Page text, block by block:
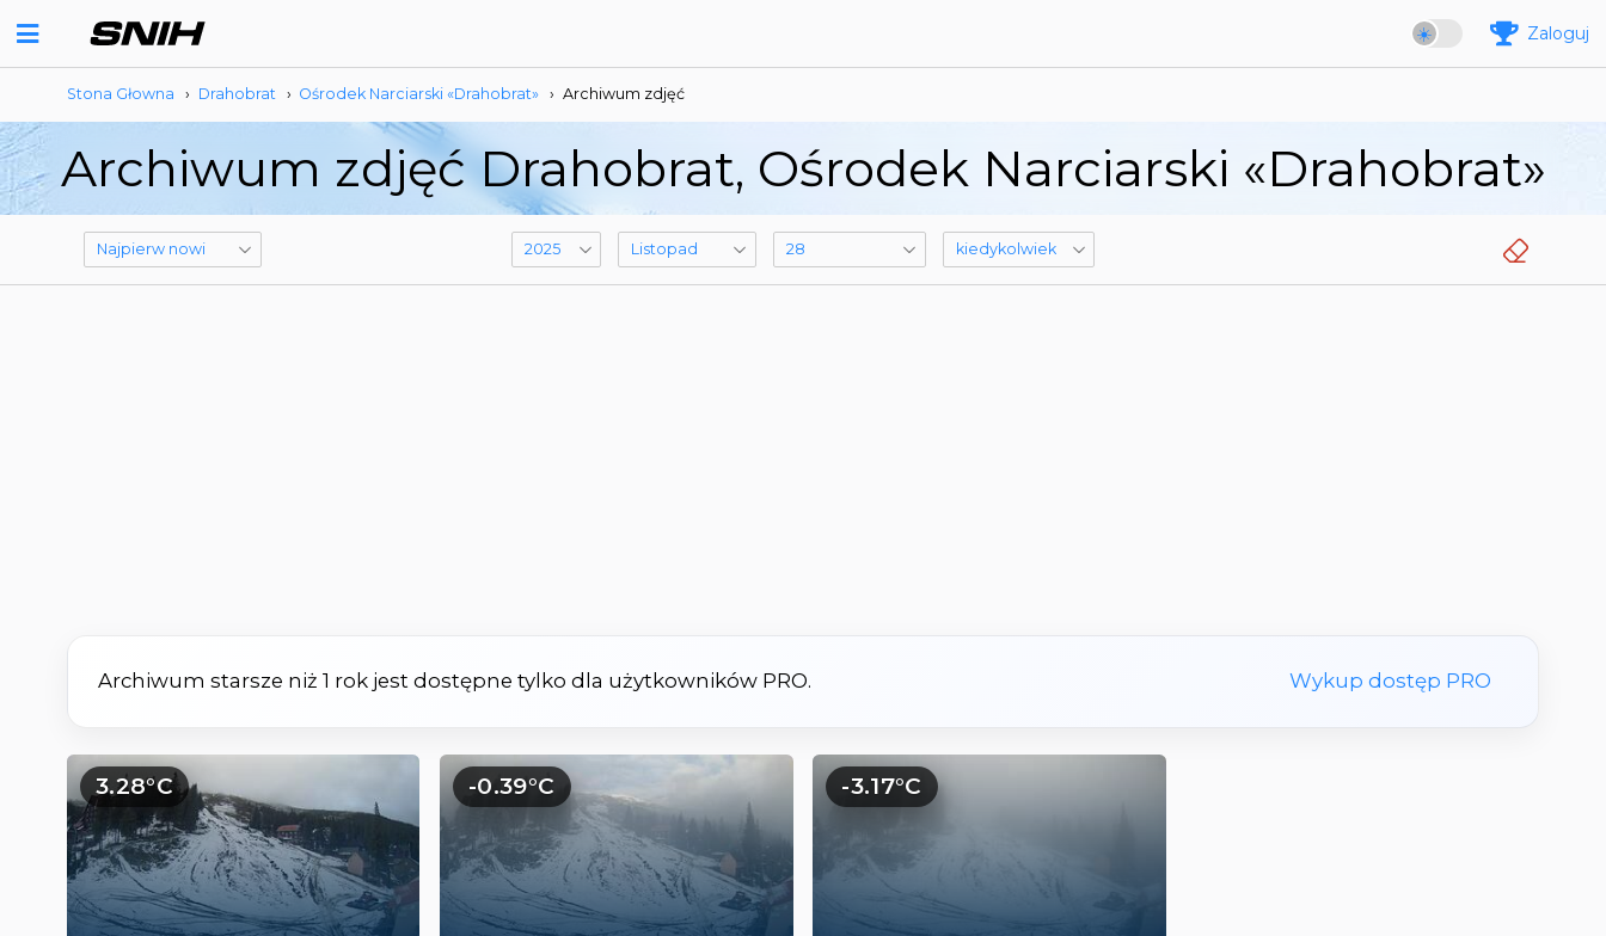
Zaloguj
Stona Głowna › Drahobrat › Ośrodek Narciarski «Drahobrat» › Archiwum zdjęć
Archiwum zdjęć Drahobrat, Ośrodek Narciarski «Drahobrat»
Archiwum starsze niż 1 rok jest dostępne tylko dla użytkowników PRO. Wykup dostęp PRO
3.28°C -0.39°C -3.17°C